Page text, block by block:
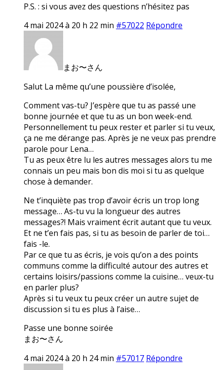
P.S. : si vous avez des questions n’hésitez pas
4 mai 2024 à 20 h 22 min #57022 Répondre
まお〜さん
Salut La même qu’une poussière d’isolée,
Comment vas-tu? J’espère que tu as passé une
bonne journée et que tu as un bon week-end.
Personnellement tu peux rester et parler si tu veux,
ça ne me dérange pas. Après je ne veux pas prendre
parole pour Lena…
Tu as peux être lu les autres messages alors tu me
connais un peu mais bon dis moi si tu as quelque
chose à demander.
Ne t’inquiète pas trop d’avoir écris un trop long
message… As-tu vu la longueur des autres
messages?! Mais vraiment écrit autant que tu veux.
Et ne t’en fais pas, si tu as besoin de parler de toi…
fais -le.
Par ce que tu as écris, je vois qu’on a des points
communs comme la difficulté autour des autres et
certains loisirs/passions comme la cuisine… veux-tu
en parler plus?
Après si tu veux tu peux créer un autre sujet de
discussion si tu es plus à l’aise…
Passe une bonne soirée
まお〜さん
4 mai 2024 à 20 h 24 min #57017 Répondre